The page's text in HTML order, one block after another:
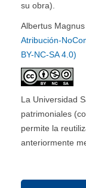
su obra).
Albertus
Atribución-
BY-NC-SA 4.0)
La Universidad
patrimoniales
permite la
anteriormente